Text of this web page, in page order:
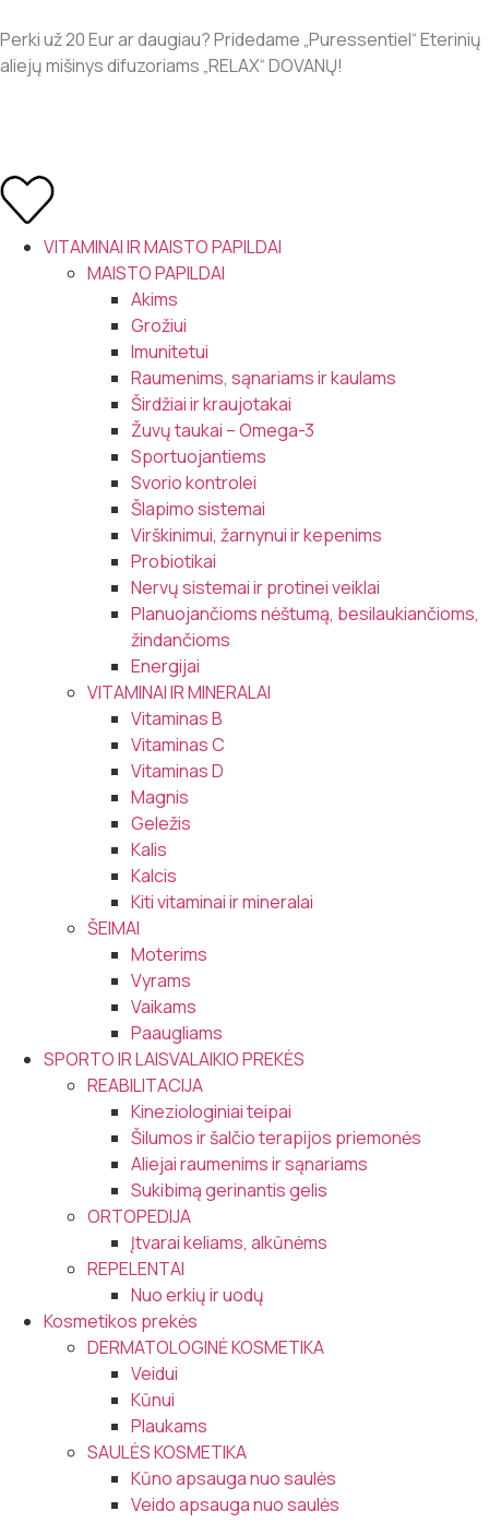
Perki už 20 Eur ar daugiau? Pridedame „Puressentiel“ Eterinių
aliejų mišinys difuzoriams „RELAX“ DOVANŲ!
VITAMINAI IR MAISTO PAPILDAI
MAISTO PAPILDAI
Akims
Grožiui
Imunitetui
Raumenims, sąnariams ir kaulams
Širdžiai ir kraujotakai
Žuvų taukai – Omega-3
Sportuojantiems
Svorio kontrolei
Šlapimo sistemai
Virškinimui, žarnynui ir kepenims
Probiotikai
Nervų sistemai ir protinei veiklai
Planuojančioms nėštumą, besilaukiančioms,
žindančioms
Energijai
VITAMINAI IR MINERALAI
Vitaminas B
Vitaminas C
Vitaminas D
Magnis
Geležis
Kalis
Kalcis
Kiti vitaminai ir mineralai
ŠEIMAI
Moterims
Vyrams
Vaikams
Paaugliams
SPORTO IR LAISVALAIKIO PREKĖS
REABILITACIJA
Kineziologiniai teipai
Šilumos ir šalčio terapijos priemonės
Aliejai raumenims ir sąnariams
Sukibimą gerinantis gelis
ORTOPEDIJA
Įtvarai keliams, alkūnėms
REPELENTAI
Nuo erkių ir uodų
Kosmetikos prekės
DERMATOLOGINĖ KOSMETIKA
Veidui
Kūnui
Plaukams
SAULĖS KOSMETIKA
Kūno apsauga nuo saulės
Veido apsauga nuo saulės